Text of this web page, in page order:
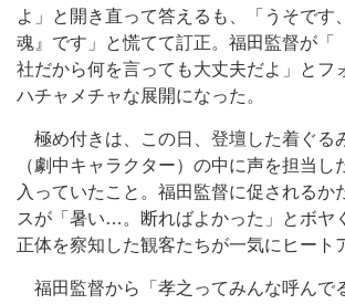
よ」と開き直って答えるも、「うそです
魂』です」と慌てて訂正。福田監督が「
社だから何を言っても大丈夫だよ」とフ
ハチャメチャな展開になった。
極め付きは、この日、登壇した着ぐる
（劇中キャラクター）の中に声を担当し
入っていたこと。福田監督に促されるか
スが「暑い…。断ればよかった」とボヤ
正体を察知した観客たちが一気にヒート
福田監督から「孝之ってみんな呼んで